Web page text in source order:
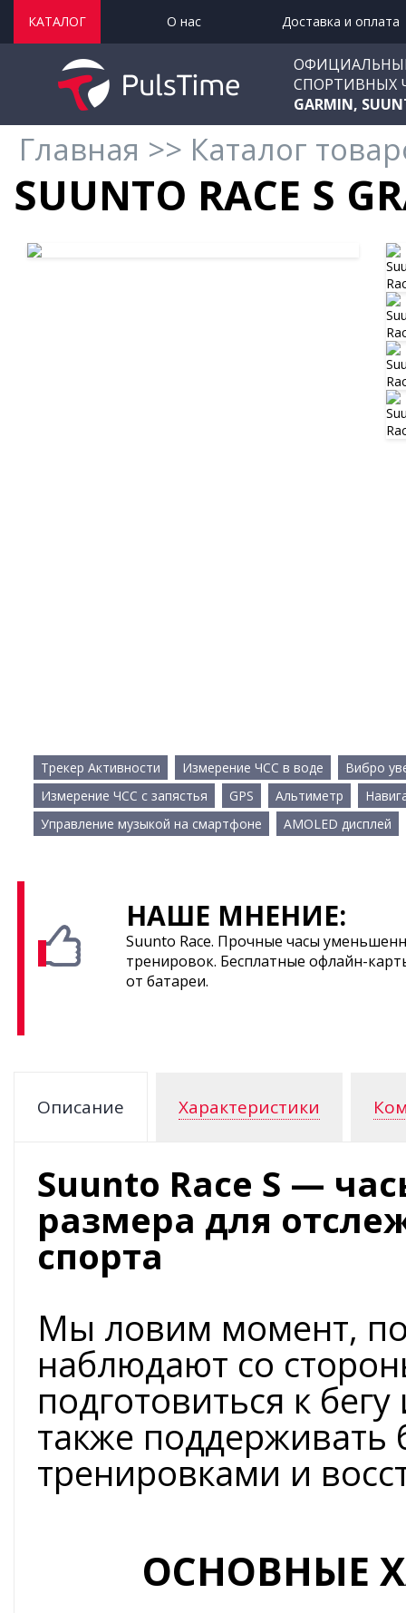
КАТАЛОГ О нас Доставка и оплата
СПОРТИВНЫХ
GARMIN,
Главная >> Каталог
SUUNTO RACE S
Трекер Активности Измерение ЧСС в воде
Вибро
Измерение ЧСС с запястья
GPS Альтиметр
Управление музыкой на смартфоне
AMOLED дисплей
НАШЕ МНЕНИЕ:
Suunto Race. Прочные часы
тренировок. Бесплатные офлайн-
от батареи.
Описание Характеристики
Suunto Race S —
размера для
спорта
Мы ловим момент,
наблюдают со
подготовиться к
также поддерживать
тренировками и
ОСНОВНЫЕ